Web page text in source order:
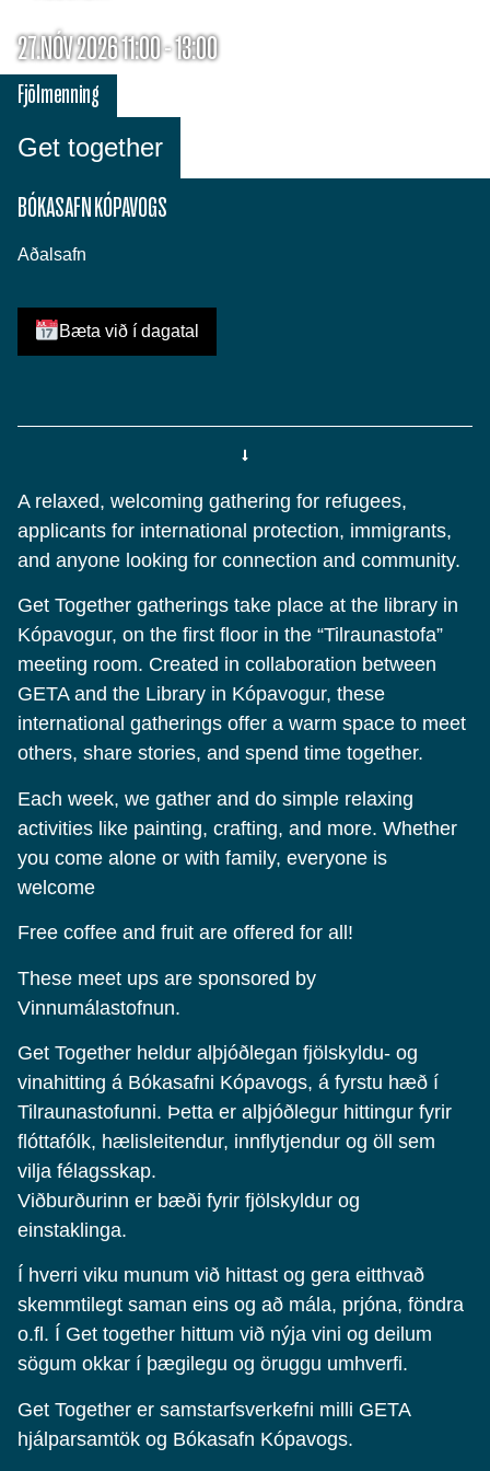
27.NÓV 2026 11:00 - 13:00
Get together
Fjölmenning
BÓKASAFN KÓPAVOGS
Aðalsafn
Bæta við í dagatal
A relaxed, welcoming gathering for refugees,
applicants for international protection, immigrants,
and anyone looking for connection and community.
Get Together gatherings take place at the library in
Kópavogur, on the first floor in the “Tilraunastofa”
meeting room. Created in collaboration between
GETA and the Library in Kópavogur, these
international gatherings offer a warm space to meet
others, share stories, and spend time together.
Each week, we gather and do simple relaxing
activities like painting, crafting, and more. Whether
you come alone or with family, everyone is
welcome
Free coffee and fruit are offered for all!
These meet ups are sponsored by
Vinnumálastofnun.
Get Together heldur alþjóðlegan fjölskyldu- og
vinahitting á Bókasafni Kópavogs, á fyrstu hæð í
Tilraunastofunni. Þetta er alþjóðlegur hittingur fyrir
flóttafólk, hælisleitendur, innflytjendur og öll sem
vilja félagsskap.
Viðburðurinn er bæði fyrir fjölskyldur og
einstaklinga.
Í hverri viku munum við hittast og gera eitthvað
skemmtilegt saman eins og að mála, prjóna, föndra
o.fl. Í Get together hittum við nýja vini og deilum
sögum okkar í þægilegu og öruggu umhverfi.
Get Together er samstarfsverkefni milli GETA
hjálparsamtök og Bókasafn Kópavogs.